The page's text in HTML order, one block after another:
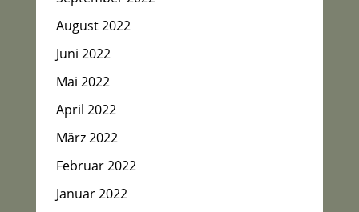
August 2022
Juni 2022
Mai 2022
April 2022
März 2022
Februar 2022
Januar 2022